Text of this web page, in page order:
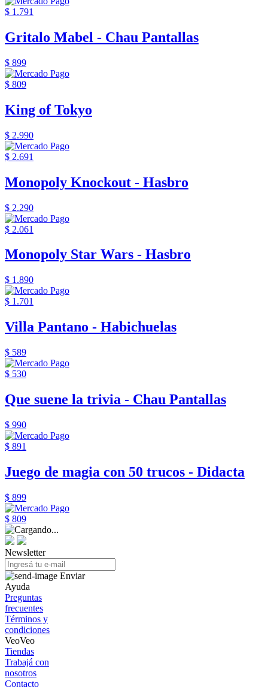
$ 1.791
Gritalo Mabel - Chau Pantallas
$ 899
$ 809
King of Tokyo
$ 2.990
$ 2.691
Monopoly Knockout - Hasbro
$ 2.290
$ 2.061
Monopoly Star Wars - Hasbro
$ 1.890
$ 1.701
Villa Pantano - Habichuelas
$ 589
$ 530
Que suene la trivia - Chau Pantallas
$ 990
$ 891
Juego de magia con 50 trucos - Didacta
$ 899
$ 809
Newsletter
Enviar
Ayuda
Preguntas
frecuentes
Términos y
condiciones
VeoVeo
Tiendas
Trabajá con
nosotros
Contacto